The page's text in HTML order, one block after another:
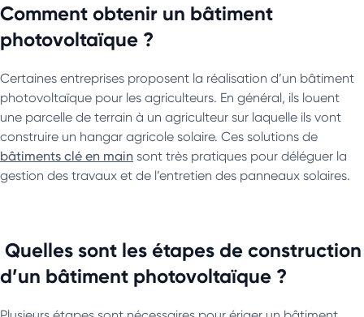
Comment obtenir un bâtiment
photovoltaïque ?
Certaines entreprises proposent la réalisation d’un bâtiment
photovoltaïque pour les agriculteurs. En général, ils louent
une parcelle de terrain à un agriculteur sur laquelle ils vont
construire un hangar agricole solaire. Ces solutions de
bâtiments clé en main sont très pratiques pour déléguer la
gestion des travaux et de l’entretien des panneaux solaires.
Quelles sont les étapes de construction
d’un bâtiment photovoltaïque ?